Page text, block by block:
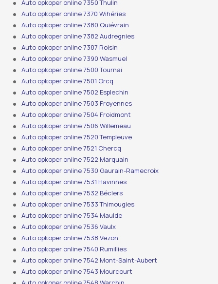
Auto opkoper online 7350 Thulin
Auto opkoper online 7370 Wihéries
Auto opkoper online 7380 Quiévrain
Auto opkoper online 7382 Audregnies
Auto opkoper online 7387 Roisin
Auto opkoper online 7390 Wasmuel
Auto opkoper online 7500 Tournai
Auto opkoper online 7501 Orcq
Auto opkoper online 7502 Esplechin
Auto opkoper online 7503 Froyennes
Auto opkoper online 7504 Froidmont
Auto opkoper online 7506 Willemeau
Auto opkoper online 7520 Templeuve
Auto opkoper online 7521 Chercq
Auto opkoper online 7522 Marquain
Auto opkoper online 7530 Gaurain-Ramecroix
Auto opkoper online 7531 Havinnes
Auto opkoper online 7532 Béclers
Auto opkoper online 7533 Thimougies
Auto opkoper online 7534 Maulde
Auto opkoper online 7536 Vaulx
Auto opkoper online 7538 Vezon
Auto opkoper online 7540 Rumillies
Auto opkoper online 7542 Mont-Saint-Aubert
Auto opkoper online 7543 Mourcourt